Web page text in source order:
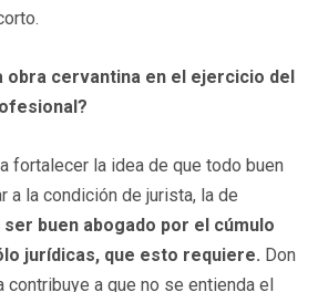
obra cervantina en el ejercicio del
fortalecer la idea de que todo buen
a la condición de jurista, la de
ser buen abogado por el cúmulo
jurídicas, que esto requiere. Don
contribuye a que no se entienda el